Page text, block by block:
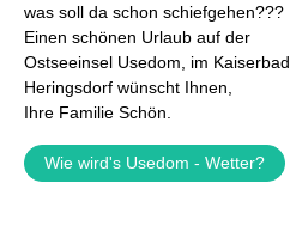
was soll da schon schiefgehen???
Einen schönen Urlaub auf der
Ostseeinsel Usedom, im Kaiserbad
Heringsdorf wünscht Ihnen,
Ihre Familie Schön.
Wie wird's Usedom - Wetter?